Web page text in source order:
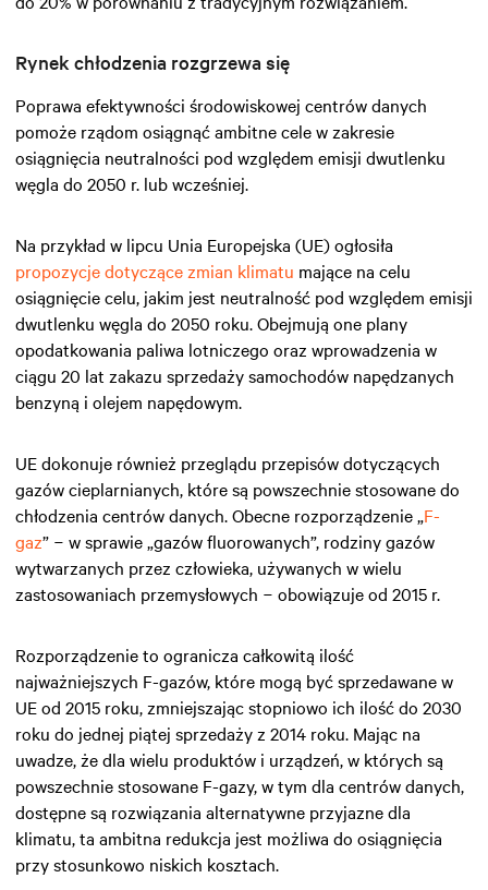
Rynek chłodzenia rozgrzewa się
Poprawa efektywności środowiskowej centrów danych
pomoże rządom osiągnąć ambitne cele w zakresie
osiągnięcia neutralności pod względem emisji dwutlenku
węgla do 2050 r. lub wcześniej.
Na przykład w lipcu Unia Europejska (UE) ogłosiła
propozycje dotyczące zmian klimatu mające na celu
osiągnięcie celu, jakim jest neutralność pod względem emisji
dwutlenku węgla do 2050 roku. Obejmują one plany
opodatkowania paliwa lotniczego oraz wprowadzenia w
ciągu 20 lat zakazu sprzedaży samochodów napędzanych
benzyną i olejem napędowym.
UE dokonuje również przeglądu przepisów dotyczących
gazów cieplarnianych, które są powszechnie stosowane do
chłodzenia centrów danych. Obecne rozporządzenie „F-
gaz” − w sprawie „gazów fluorowanych”, rodziny gazów
wytwarzanych przez człowieka, używanych w wielu
zastosowaniach przemysłowych − obowiązuje od 2015 r.
Rozporządzenie to ogranicza całkowitą ilość
najważniejszych F-gazów, które mogą być sprzedawane w
UE od 2015 roku, zmniejszając stopniowo ich ilość do 2030
roku do jednej piątej sprzedaży z 2014 roku. Mając na
uwadze, że dla wielu produktów i urządzeń, w których są
powszechnie stosowane F-gazy, w tym dla centrów danych,
dostępne są rozwiązania alternatywne przyjazne dla
klimatu, ta ambitna redukcja jest możliwa do osiągnięcia
przy stosunkowo niskich kosztach.